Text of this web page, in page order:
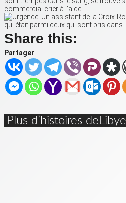
Share this:
Partager
Plus d’histoires deLibye